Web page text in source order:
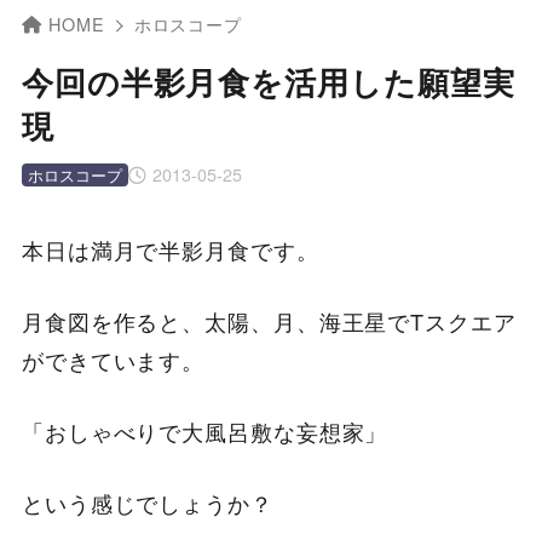
HOME ホロスコープ
今回の半影月食を活用した願望実
現
2013-05-25
ホロスコープ
本日は満月で半影月食です。
月食図を作ると、太陽、月、海王星でTスクエア
ができています。
「おしゃべりで大風呂敷な妄想家」
という感じでしょうか？